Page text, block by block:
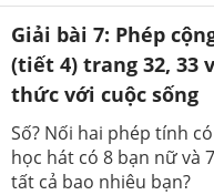
Giải bài 7: Phép
(tiết 4) trang 32, 33
thức với cuộc sống
Số? Nối hai phép tính
học hát có 8 bạn nữ và
tất cả bao nhiêu bạn?